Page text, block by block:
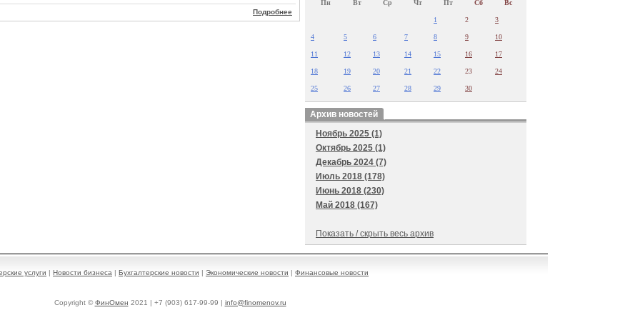
Подробнее
Пн Вт Ср Чт Пт Сб Вс
1 2 3
4 5 6 7 8 9 10
11 12 13 14 15 16 17
18 19 20 21 22 23 24
25 26 27 28 29 30
Архив новостей
Ноябрь 2025 (1)
Октябрь 2025 (1)
Декабрь 2024 (7)
Июль 2018 (178)
Июнь 2018 (230)
Май 2018 (167)
Показать / скрыть весь архив
услуги | Новости бизнеса | Бухгалтерские новости | Экономические новости | Финансовые новости
Copyright ©ФинОмен 2021 | +7 (903) 617-99-99 | info@finomenov.ru